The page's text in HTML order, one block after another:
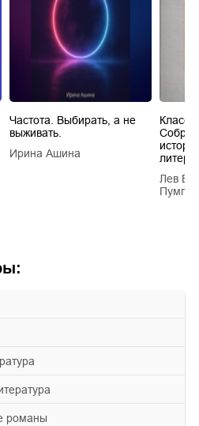
романы
Частота. Выбирать, а не
выживать.
Ирина Ашина
Лев